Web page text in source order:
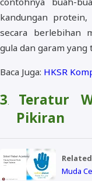
kandungan
secara berlebihan
gula dan garam yang
Baca Juga: HKSR
3. Teratur
Pikiran
Muda